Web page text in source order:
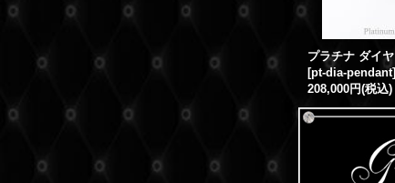
[pt-dia-pendant]
208,000円(税込)